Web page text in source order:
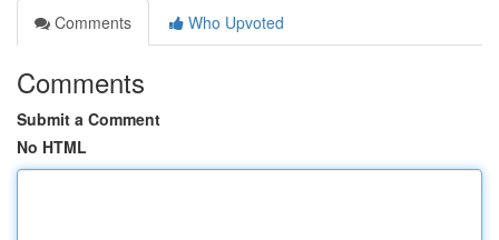
Comments
Who Upvoted
Comments
Submit a Comment
No HTML